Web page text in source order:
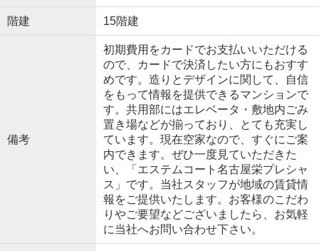
階建 15階建
備考
初期費用をカードでお支払いいただける
ので、カードで決済したい方にもおすす
めです。造りとデザインに関して、自信
をもって情報を提供できるマンションで
す。共用部にはエレベータ・敷地内ごみ
置き場などが揃っており、とても充実し
ています。現在空家なので、すぐにご案
内できます。ぜひ一度見ていただきた
い、「エステムコート名古屋栄プレシャ
ス」です。当社スタッフが地域の賃貸情
報をご提供いたします。お客様のこだわ
りやご要望などございましたら、お気軽
に当社へお問い合わせ下さい。